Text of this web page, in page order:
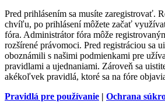
Pred prihlásením sa musíte zaregistrovať.
chvíľu, po prihlásení môžete začať
fóra. Administrátor fóra môže
rozšírené právomoci. Pred registráciou sa
oboznámili s našimi podmienkami pre
pravidlami a ujednaniami. Zároveň sa
akékoľvek pravidlá, ktoré sa na fóre
Pravidlá pre používanie | Ochrana